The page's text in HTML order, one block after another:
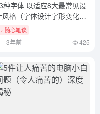
种字体 以适应8大最常见设
风格（字体设计字形变化）
到了吗
随心笔谈
3年前 425